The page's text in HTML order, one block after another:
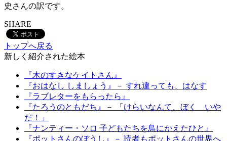
史さんの訳です。
SHARE
トップへ戻る
新しく紹介された絵本
『木のすきなケイトさん』
『おはなし しましょう』－ すれ違っても、はなす
『ラブレターをもらったら』
『たろうのともだち』－ 「けらいなんて、ぼく いや
だ！」
『ナンティー・ソロ 子どもたちを鳥にかえたひと』
『ポットさんのぼうし』－ 読者もポットさんの世界へ